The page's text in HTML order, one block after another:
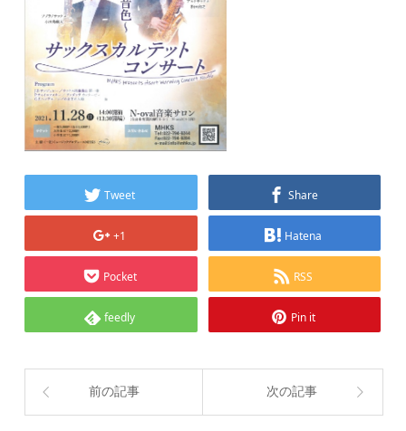
Tweet Share
+1 Hatena
Pocket RSS
feedly Pin it
前の記事 次の記事